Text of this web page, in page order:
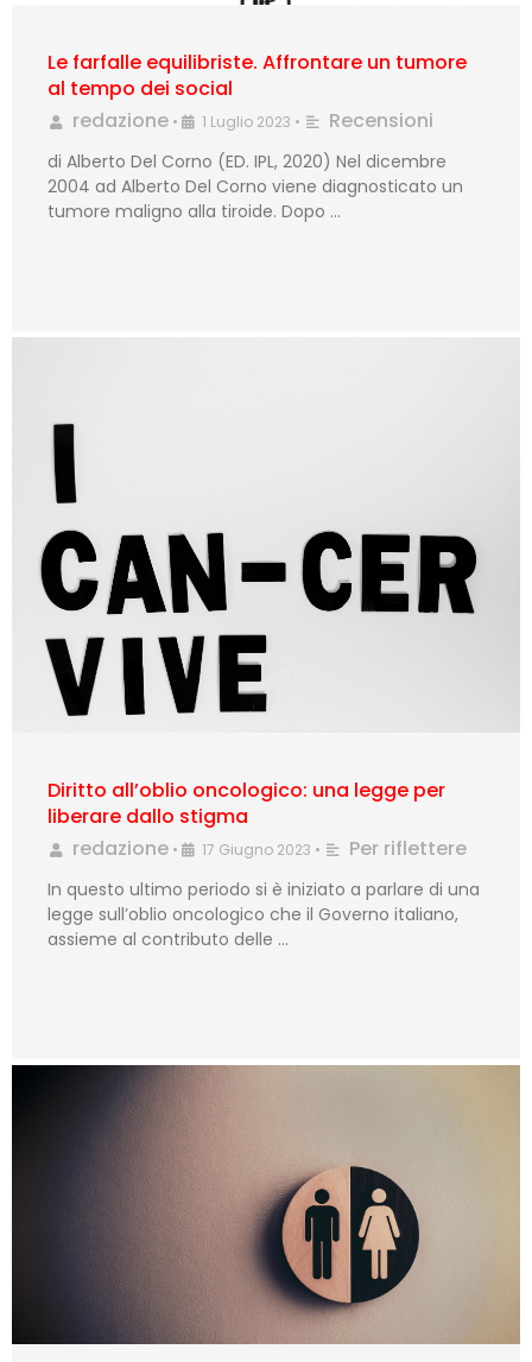
Le farfalle equilibriste. Affrontare un tumore
al tempo dei social
redazione • 1 Luglio 2023 • Recensioni
di Alberto Del Corno (ED. IPL, 2020) Nel dicembre
2004 ad Alberto Del Corno viene diagnosticato un
tumore maligno alla tiroide. Dopo …
Diritto all’oblio oncologico: una legge per
liberare dallo stigma
redazione • 17 Giugno 2023 • Per riflettere
In questo ultimo periodo si è iniziato a parlare di una
legge sull’oblio oncologico che il Governo italiano,
assieme al contributo delle …